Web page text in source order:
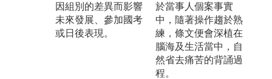
因組別的差異而影響
未來發展、參加國考
或日後表現。
於當事人個案事實
中，隨著操作趨於熟
練，條文便會深植在
腦海及生活當中，自
然省去痛苦的背誦過
程。